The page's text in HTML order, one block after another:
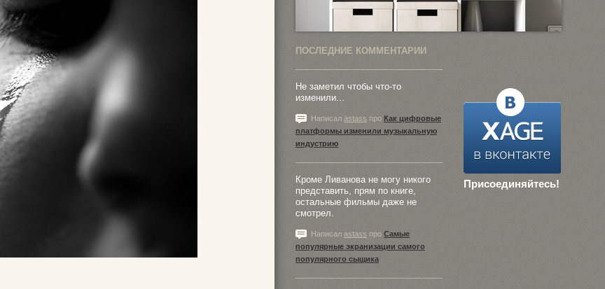
ПОСЛЕДНИЕ КОММЕНТАРИИ
Присоединяйтесь!
Не заметил чтобы что-то
изменили...
Написал astass про Как цифровые
платформы изменили музыкальную
индустрию
Кроме Ливанова не могу никого
представить, прям по книге,
остальные фильмы даже не
смотрел.
Написал astass про Самые
популярные экранизации самого
популярного сыщика